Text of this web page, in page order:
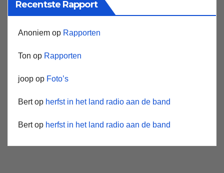
Recentste Rapport
Anoniem op Rapporten
Ton op Rapporten
joop op Foto’s
Bertop herfst in het land radio aan de band
Bertop herfst in het land radio aan de band